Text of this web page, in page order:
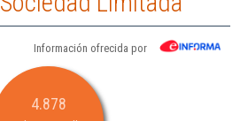
Información ofrecida por
4.878